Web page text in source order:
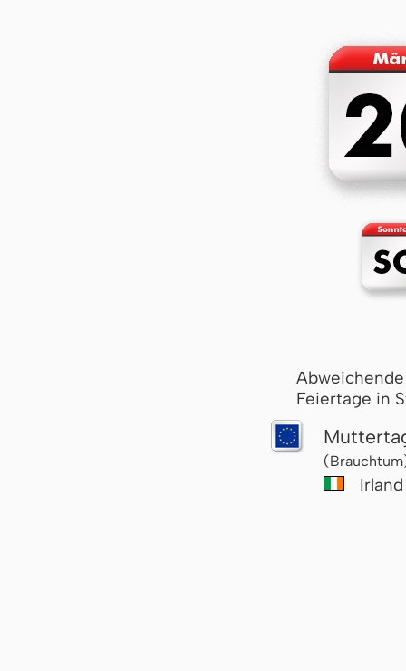
Feiertage in
Irland